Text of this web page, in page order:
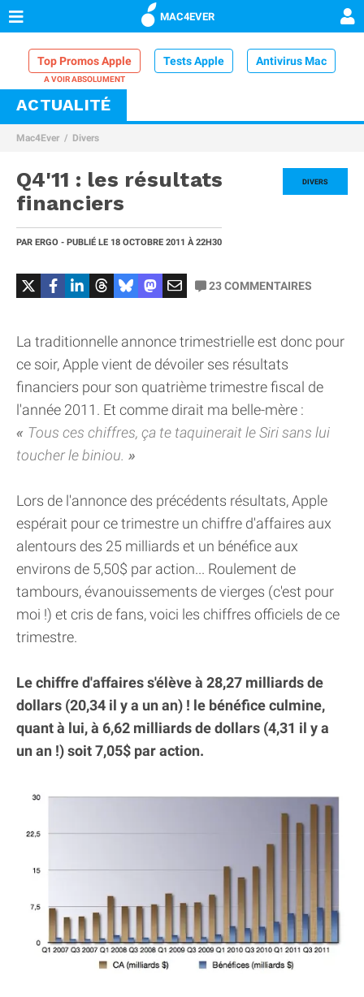
MAC4EVER
Top Promos Apple Tests Apple Antivirus Mac
VPN Mac
Comparatif iPhone
ACTUALITÉ
Mac4Ever Divers
DIVERS
Q4'11 : les résultats
financiers
PAR ERGO - PUBLIÉ LE 18 OCTOBRE 2011 À 22H30
23COMMENTAIRES
La traditionnelle annonce trimestrielle est donc pour
ce soir, Apple vient de dévoiler ses résultats
financiers pour son quatrième trimestre fiscal de
l'année 2011. Et comme dirait ma belle-mère :
Tous ces chiffres, ça te taquinerait le Siri sans lui
toucher le biniou.
Lors de l'annonce des précédents résultats, Apple
espérait pour ce trimestre un chiffre d'affaires aux
alentours des 25 milliards et un bénéfice aux
environs de 5,50$ par action... Roulement de
tambours, évanouissements de vierges (c'est pour
moi !) et cris de fans, voici les chiffres officiels de ce
trimestre.
Le chiffre d'affaires s'élève à 28,27 milliards de
dollars (20,34 il y a un an) ! le bénéfice culmine,
quant à lui, à 6,62 milliards de dollars (4,31 il y a
un an !) soit 7,05$ par action.